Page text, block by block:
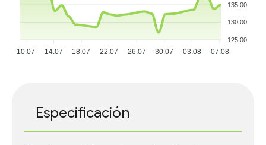
135.00
130.00
125.00
10.07 14.07 18.07 22.07 26.07 30.07 03.08 07.08
Especificación